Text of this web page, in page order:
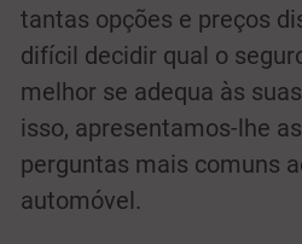
tantas opções e preços
difícil decidir qual o
melhor se adequa às
isso, apresentamos-lhe
perguntas mais comuns
automóvel.